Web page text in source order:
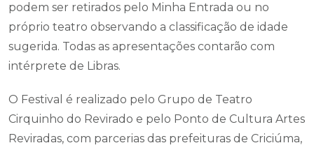
podem ser retirados pelo Minha Entrada ou no
próprio teatro observando a classificação de idade
sugerida. Todas as apresentações contarão com
intérprete de Libras.
O Festival é realizado pelo Grupo de Teatro
Cirquinho do Revirado e pelo Ponto de Cultura Artes
Reviradas, com parcerias das prefeituras de Criciúma,